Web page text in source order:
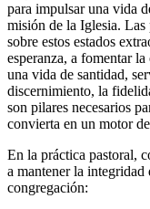
para impulsar una vida
misión de la Iglesia. Las
sobre estos estados
esperanza, a fomentar
una vida de santidad,
discernimiento, la
son pilares necesarios
convierta en un motor
En la práctica pastoral,
a mantener la
congregación: